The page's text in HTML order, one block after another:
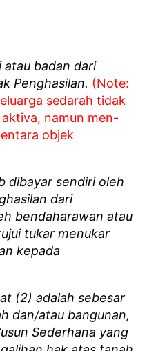
atau badan dari
Penghasilan. (Note:
sedarah tidak
namun men-
objek
dibayar sendiri oleh
dari
bendaharawan atau
tukar menukar
kepada
(2) adalah sebesar
dan/atau bangunan,
Sederhana yang